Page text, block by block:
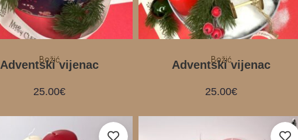
Božić
Adventski vijenac
25.00€
Božić
Adventski vijenac
25.00€